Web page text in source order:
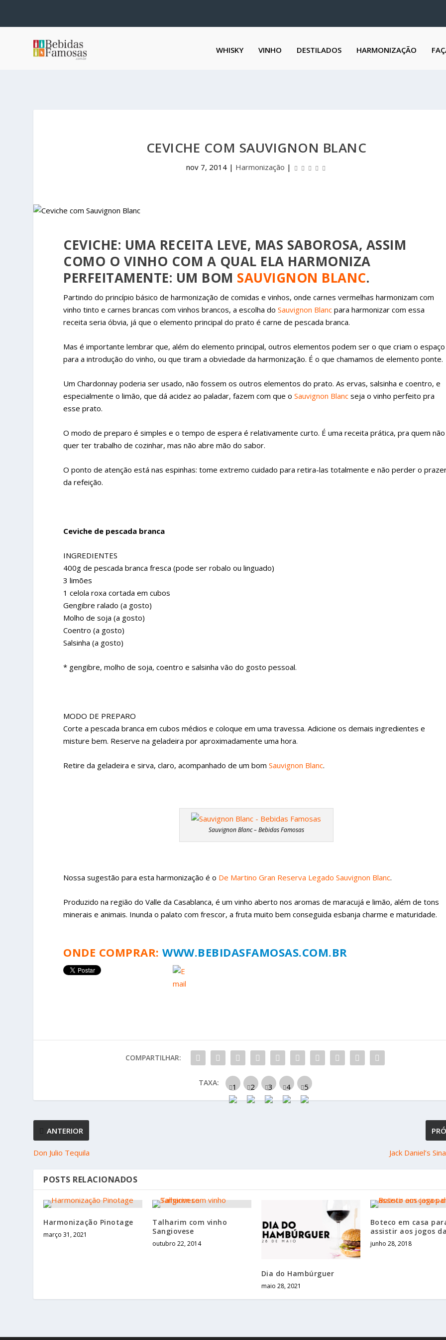
WHISKY VINHO DESTILADOS HARMONIZAÇÃO
CEVICHE COM SAUVIGNON BLANC
nov 7, 2014 | Harmonização |
CEVICHE: UMA RECEITA LEVE, MAS SABOROSA, ASSIM
COMO O VINHO COM A QUAL ELA HARMONIZA
PERFEITAMENTE: UM BOM SAUVIGNON BLANC.
Partindo do princípio básico de harmonização de comidas e vinhos, onde carnes vermelhas harmonizam com
vinho tinto e carnes brancas com vinhos brancos, a escolha doSauvignon Blanc para harmonizar com essa
receita seria óbvia, já que o elemento principal do prato é carne de pescada branca.
Mas é importante lembrar que, além do elemento principal, outros elementos podem ser o que criam o espaço
para a introdução do vinho, ou que tiram a obviedade da harmonização. É o que chamamos de elemento ponte.
Um Chardonnay poderia ser usado, não fossem os outros elementos do prato. As ervas, salsinha e coentro, e
especialmente o limão, que dá acidez ao paladar, fazem com que oSauvignon Blanc seja o vinho perfeito pra
esse prato.
O modo de preparo é simples e o tempo de espera é relativamente curto. É uma receita prática, pra quem não
quer ter trabalho de cozinhar, mas não abre mão do sabor.
O ponto de atenção está nas espinhas: tome extremo cuidado para retira-las totalmente e não perder o
da refeição.
Ceviche de pescada branca
INGREDIENTES
400g de pescada branca fresca (pode ser robalo ou linguado)
3 limões
1 celola roxa cortada em cubos
Gengibre ralado (a gosto)
Molho de soja (a gosto)
Coentro (a gosto)
Salsinha (a gosto)
* gengibre, molho de soja, coentro e salsinha vão do gosto pessoal.
MODO DE PREPARO
Corte a pescada branca em cubos médios e coloque em uma travessa. Adicione os demais ingredientes e
misture bem. Reserve na geladeira por aproximadamente uma hora.
Retire da geladeira e sirva, claro, acompanhado de um bomSauvignon Blanc.
Sauvignon Blanc – Bebidas Famosas
Nossa sugestão para esta harmonização é o De Martino Gran Reserva Legado Sauvignon Blanc.
Produzido na região do Valle da Casablanca, é um vinho aberto nos aromas de maracujá e limão, além de tons
minerais e animais. Inunda o palato com frescor, a fruta muito bem conseguida esbanja charme e maturidade.
ONDE COMPRAR: WWW.BEBIDASFAMOSAS.COM.BR
COMPARTILHAR:
TAXA:
ANTERIOR
Don Julio Tequila Jack Daniel’s
POSTS RELACIONADOS
Harmonização Pinotage
março 31, 2021
Talharim com vinho
Sangiovese
outubro 22, 2014
Dia do Hambúrguer
maio 28, 2021
Boteco em casa
assistir aos jogos
junho 28, 2018